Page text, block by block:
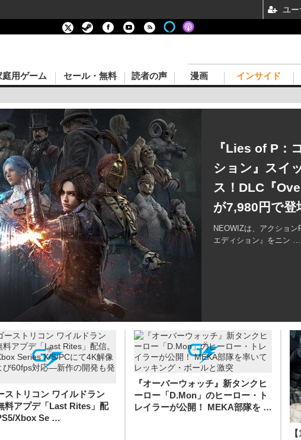
庭用ゲーム セール・無料 読者の声 漫画 インサイド
『Lies of P：
ション』スイ
ス！DLC『
が7,980円で登
NEOWIZは、アクショ
エディション』をニン …
ストリコン ワイルドラン
料アプデ「Last Rites」配
Xbox Se …
『オーバーウォッチ』新タンクヒ
ーロー「D.Mon」のヒーロー・ト
レイラーが公開！ MEKA部隊を …
ユ